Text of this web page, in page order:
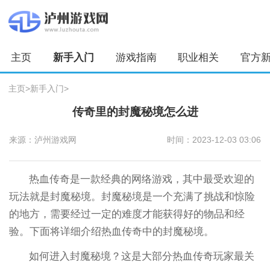
主页 新手入门 游戏指南 职业相关 官方
主页>新手入门>
传奇里的封魔秘境怎么进
来源：泸州游戏网 时间：2023-12-03 03:06
热血传奇是一款经典的网络游戏，其中最受欢迎的
玩法就是封魔秘境。封魔秘境是一个充满了挑战和惊险
的地方，需要经过一定的难度才能获得好的物品和经
验。下面将详细介绍热血传奇中的封魔秘境。
如何进入封魔秘境？这是大部分热血传奇玩家最关